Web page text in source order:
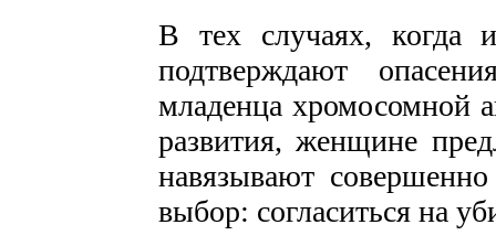
В тех случаях, когда
подтверждают
младенца хромосомной
развития, женщине
навязывают
выбор: согласиться на